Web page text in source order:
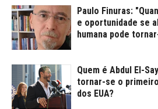
Paulo Finuras:
e oportunidade se
humana pode
Quem é Abdul El-
tornar-se o
dos EUA?